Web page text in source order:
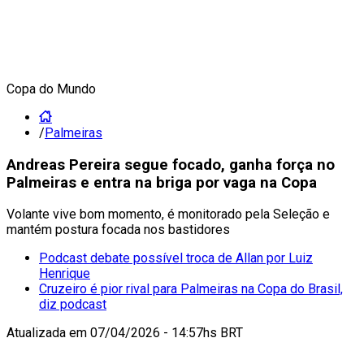
Copa do Mundo
/Palmeiras
Andreas Pereira segue focado, ganha força no
Palmeiras e entra na briga por vaga na Copa
Volante vive bom momento, é monitorado pela Seleção e
mantém postura focada nos bastidores
Podcast debate possível troca de Allan por Luiz
Henrique
Cruzeiro é pior rival para Palmeiras na Copa do Brasil,
diz podcast
Atualizada em 07/04/2026 - 14:57hs BRT